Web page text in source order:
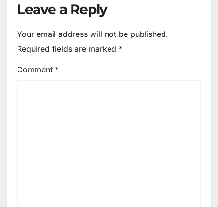
Leave a Reply
Your email address will not be published.
Required fields are marked *
Comment *